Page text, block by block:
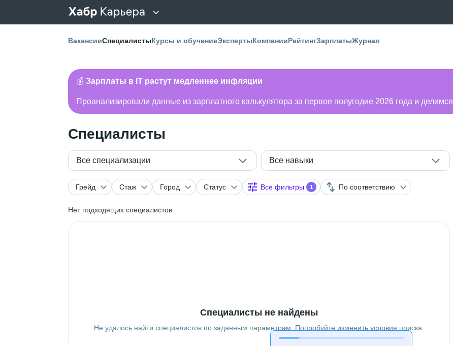
ВакансииСпециалистыКурсы и обучениеЭкспертыКомпанииРейтингЗарплатыЖурнал
💰 Зарплаты в IT растут медленнее инфляции
Проанализировали данные из зарплатного калькулятора за первое полугодие 2026 года и делимся
Специалисты
Все специализации Все навыки
Грейд Стаж Город Статус Все фильтры 1 По соответствию
Нет подходящих специалистов
Специалисты не найдены
Не удалось найти специалистов по заданным параметрам. Попробуйте изменить условия поиска.